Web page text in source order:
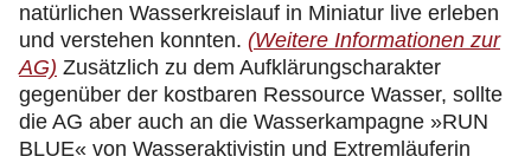
natürlichen Wasserkreislauf in Miniatur live erleben
und verstehen konnten. (Weitere Informationen zur
AG) Zusätzlich zu dem Aufklärungscharakter
gegenüber der kostbaren Ressource Wasser, sollte
die AG aber auch an die Wasserkampagne »RUN
BLUE« von Wasseraktivistin und Extremläuferin